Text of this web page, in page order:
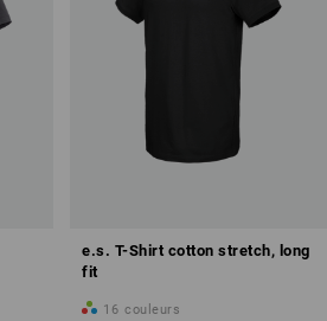
e.s. T-Shirt cotton stretch, long
fit
16 couleurs